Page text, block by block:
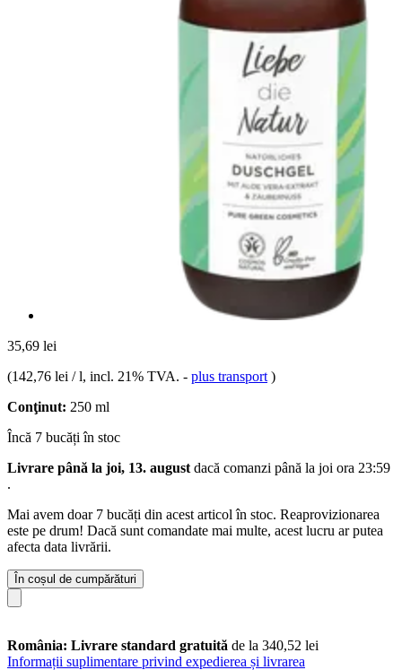
35,69 lei
(142,76 lei / l, incl. 21% TVA. - plus transport )
Conţinut: 250 ml
Încă 7 bucăți în stoc
Livrare până la joi, 13. august dacă comanzi până la joi ora 23:59
.
Mai avem doar 7 bucăți din acest articol în stoc. Reaprovizionarea
este pe drum! Dacă sunt comandate mai multe, acest lucru ar putea
afecta data livrării.
În coșul de cumpărături
România: Livrare standard gratuită de la 340,52 lei
Informații suplimentare privind expedierea și livrarea